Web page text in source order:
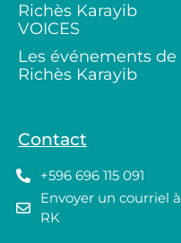
Richès Karayib
VOICES
Les événements de
Richès Karayib
Contact
+596 696 115 091
Envoyer un courriel à
RK